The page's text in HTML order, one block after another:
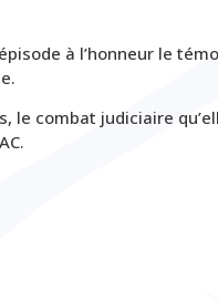
à l’honneur le
le combat judiciaire